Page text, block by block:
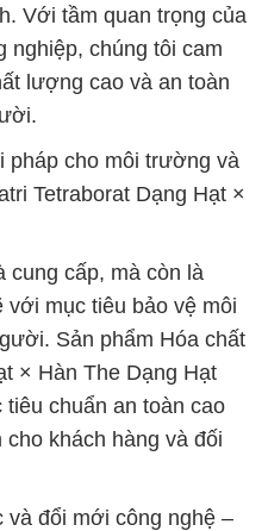
Với tầm quan trọng của
nghiệp, chúng tôi cam
lượng cao và an toàn
pháp cho môi trường và
Tetraborat Dạng Hạt ×
cung cấp, mà còn là
mục tiêu bảo vệ môi
Sản phẩm Hóa chất
× Hàn The Dạng Hạt
chuẩn an toàn cao
khách hàng và đối
đổi mới công nghệ –